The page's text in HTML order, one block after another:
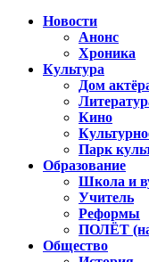
Новости
Анонс
Хроника
Культура
Дом
Кино
Парк
Образование
Школа и
Учитель
Реформы
ПОЛЁТ
Общество